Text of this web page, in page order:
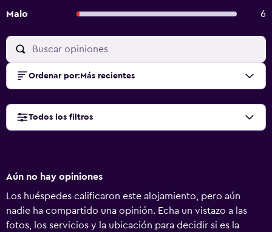
Malo
6
Ordenar por: Más recientes
Todos los filtros
Aún no hay opiniones
Los huéspedes calificaron este alojamiento, pero aún
nadie ha compartido una opinión. Echa un vistazo a las
fotos, los servicios y la ubicación para decidir si es la